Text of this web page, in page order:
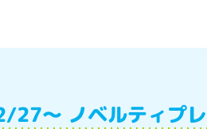
27～ ノベルティプ